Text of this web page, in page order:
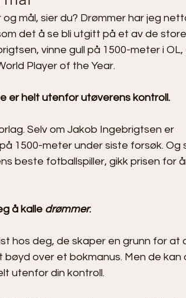
mål, sier du? Drømmer har jeg
det å se bli utgitt på et av de store
vinne gull på 1500-meter i OL,
Player of the Year.
er helt utenfor utøverens kontroll.
Selv om Jakob Ingebrigtsen er
1500-meter under siste forsøk. Og
beste fotballspiller, gikk prisen for
å kalle drømmer.
hos deg, de skaper en grunn for at
over et bokmanus. Men de kan
utenfor din kontroll.